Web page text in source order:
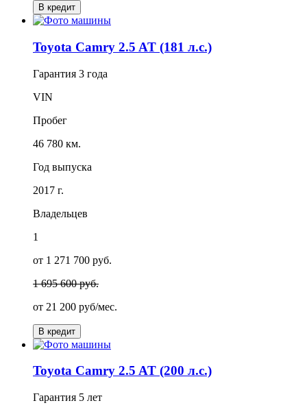
В кредит
Toyota Camry 2.5 AT (181 л.с.)
Гарантия 3 года
VIN
Пробег
46 780 км.
Год выпуска
2017 г.
Владельцев
1
от 1 271 700 руб.
1 695 600 руб.
от 21 200 руб/мес.
В кредит
Toyota Camry 2.5 AT (200 л.с.)
Гарантия 5 лет